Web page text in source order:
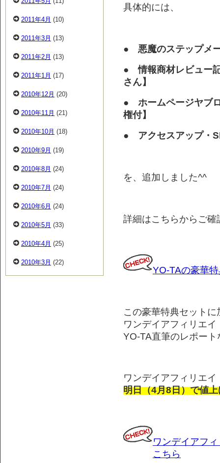
具体的には、
● 悪魔のステップメ
● 情報商材レビュー
さん】
● ホームページヤブ
権付】
● アクセスアップ・
を、追加しました^^
詳細はこちらからご
YO-TAの豪華
この豪華特典セットに
ワンデイアフィリエ
YO-TA直筆のレポー
ワンデイアフィリエイ
明日（4月8日）で値上
ワンデイアフ
こちら
2011年4月 (10)
2011年3月 (13)
2011年2月 (13)
2011年1月 (17)
2010年12月 (20)
2010年11月 (21)
2010年10月 (18)
2010年9月 (19)
2010年8月 (24)
2010年7月 (24)
2010年6月 (24)
2010年5月 (33)
2010年4月 (25)
2010年3月 (22)